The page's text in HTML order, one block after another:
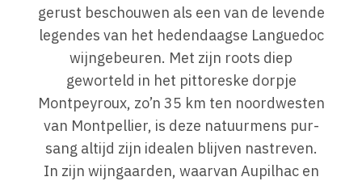
gerust beschouwen als een van de levende
legendes van het hedendaagse Languedoc
wijngebeuren. Met zijn roots diep
geworteld in het pittoreske dorpje
Montpeyroux, zo’n 35 km ten noordwesten
van Montpellier, is deze natuurmens pur-
sang altijd zijn idealen blijven nastreven.
In zijn wijngaarden, waarvan Aupilhac en